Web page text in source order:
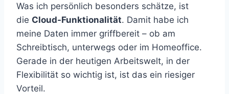
Was ich persönlich besonders schätze, ist
die Cloud-Funktionalität. Damit habe ich
meine Daten immer griffbereit – ob am
Schreibtisch, unterwegs oder im Homeoffice.
Gerade in der heutigen Arbeitswelt, in der
Flexibilität so wichtig ist, ist das ein riesiger
Vorteil.